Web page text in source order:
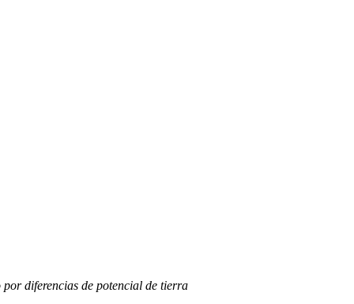
diferencias de potencial de tierra